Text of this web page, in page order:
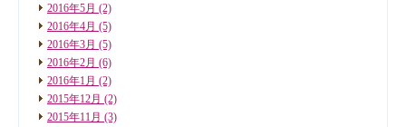
2016年5月 (2)
2016年4月 (5)
2016年3月 (5)
2016年2月 (6)
2016年1月 (2)
2015年12月 (2)
2015年11月 (3)